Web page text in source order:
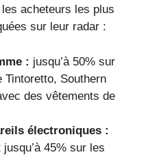
acheteurs les plus
sur leur radar :
: jusqu’à 50% sur
Tintoretto, Southern
des vêtements de
électroniques :
45% sur les